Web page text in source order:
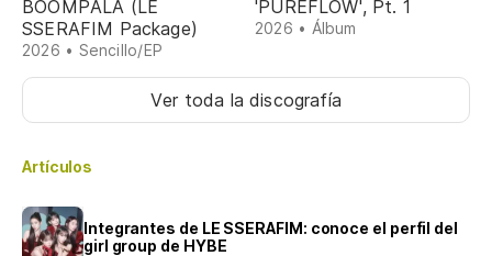
BOOMPALA (LE
SSERAFIM Package)
2026 • Sencillo/EP
'PUREFLOW', Pt. 1
2026 • Álbum
Ver toda la discografía
Artículos
Integrantes de LE SSERAFIM: conoce el perfil del
girl group de HYBE